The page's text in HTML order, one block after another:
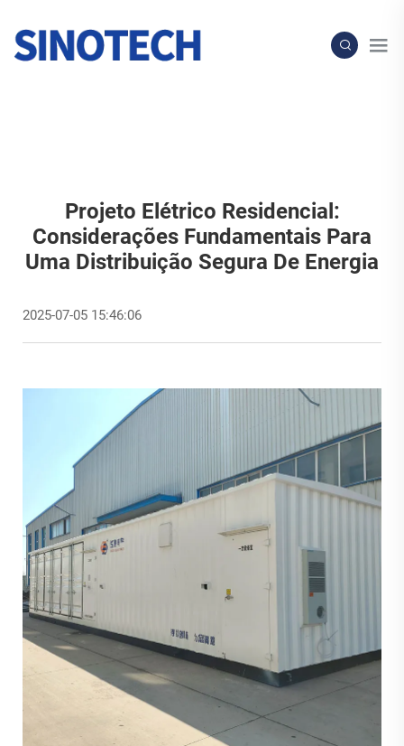
Projeto Elétrico Residencial:
Considerações Fundamentais Para
Uma Distribuição Segura De Energia
2025-07-05 15:46:06